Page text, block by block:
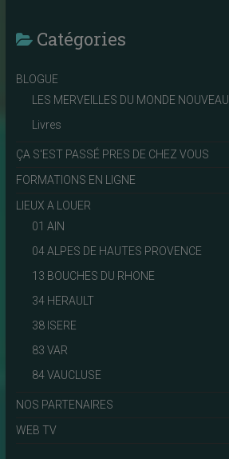
Catégories
BLOGUE
LES MERVEILLES DU MONDE NOUVEAU
Livres
ÇA S'EST PASSÉ PRES DE CHEZ VOUS
FORMATIONS EN LIGNE
LIEUX A LOUER
01 AIN
04 ALPES DE HAUTES PROVENCE
13 BOUCHES DU RHONE
34 HERAULT
38 ISERE
83 VAR
84 VAUCLUSE
NOS PARTENAIRES
WEB TV